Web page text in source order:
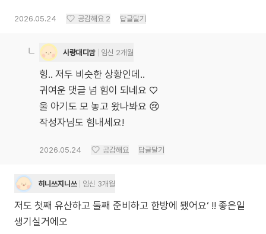
2026.05.24 공감해요 2 답글달기
사랑대디맘 임신 2개월
힝.. 저두 비슷한 상황인데..
귀여운 댓글 넘 힘이 되네요 ♡
울 아기도 모 놓고 왔나봐요 😢
작성자님도 힘내세요!
2026.05.24 공감해요 답글달기
히니쓰지니쓰 임신 3개월
저도 첫째 유산하고 둘째 준비하고 한방에 됐어요‘ !! 좋은일
생기실거에오